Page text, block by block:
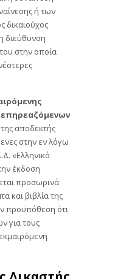
ή των
δικαιούχος
διεύθυνση
στην οποία
επηρεαζόμενων
αποδεκτής
στην εν λόγω
«Ελληνικό
έκδοση
προσωρινά
και βιβλία της
προϋπόθεση ότι
για τους
Δικαστής